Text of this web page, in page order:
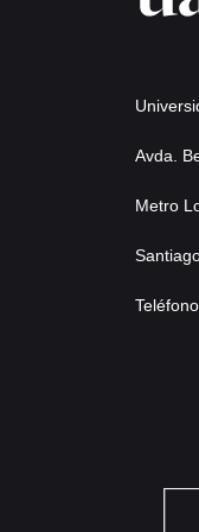
Avda.
Metro